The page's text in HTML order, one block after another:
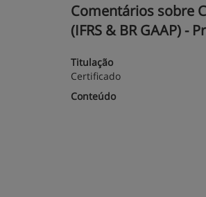
Comentários sobre
(IFRS & BR GAAP) -
Titulação
Certificado
Conteúdo